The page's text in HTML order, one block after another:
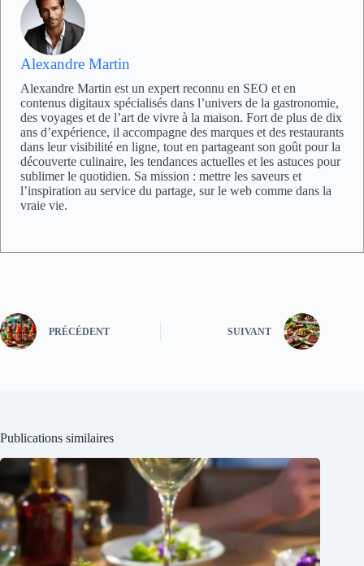
Alexandre Martin
Alexandre Martin est un expert reconnu en SEO et en
contenus digitaux spécialisés dans l’univers de la gastronomie,
des voyages et de l’art de vivre à la maison. Fort de plus de dix
ans d’expérience, il accompagne des marques et des restaurants
dans leur visibilité en ligne, tout en partageant son goût pour la
découverte culinaire, les tendances actuelles et les astuces pour
sublimer le quotidien. Sa mission : mettre les saveurs et
l’inspiration au service du partage, sur le web comme dans la
vraie vie.
PRÉCÉDENT SUIVANT
Publications similaires